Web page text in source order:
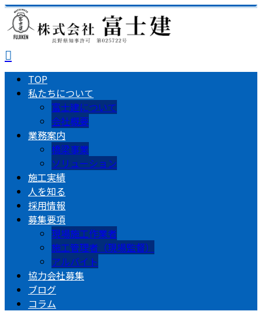
TOP
私たちについて
富士建について
会社概要
業務案内
橋梁事業
ソリューション
施工実績
人を知る
採用情報
募集要項
現場施工作業者
施工管理者（現場監督）
アルバイト
協力会社募集
ブログ
コラム